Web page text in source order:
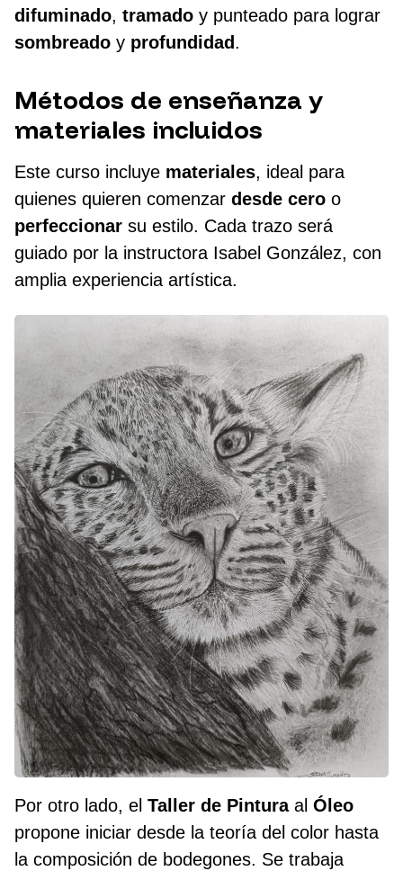
difuminado, tramado y punteado para lograr
sombreado y profundidad.
Métodos de enseñanza y
materiales incluidos
Este curso incluye materiales, ideal para
quienes quieren comenzar desde cero o
perfeccionar su estilo. Cada trazo será
guiado por la instructora Isabel González, con
amplia experiencia artística.
Por otro lado, el Taller de Pinturaal Óleo
propone iniciar desde la teoría del color hasta
la composición de bodegones. Se trabaja